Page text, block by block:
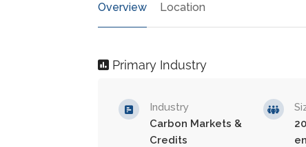
Overview Location
Primary Industry
Industry
Carbon Markets &
Credits